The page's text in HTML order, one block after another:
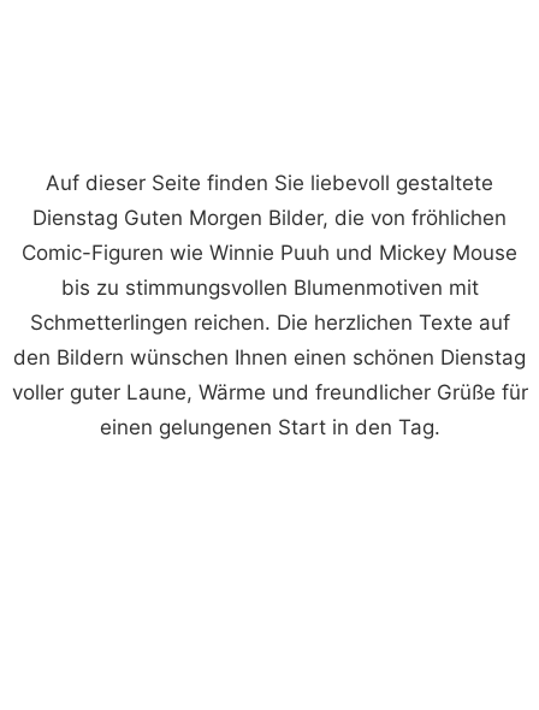
Auf dieser Seite finden Sie liebevoll gestaltete
Dienstag Guten Morgen Bilder, die von fröhlichen
Comic-Figuren wie Winnie Puuh und Mickey Mouse
bis zu stimmungsvollen Blumenmotiven mit
Schmetterlingen reichen. Die herzlichen Texte auf
den Bildern wünschen Ihnen einen schönen Dienstag
voller guter Laune, Wärme und freundlicher Grüße für
einen gelungenen Start in den Tag.